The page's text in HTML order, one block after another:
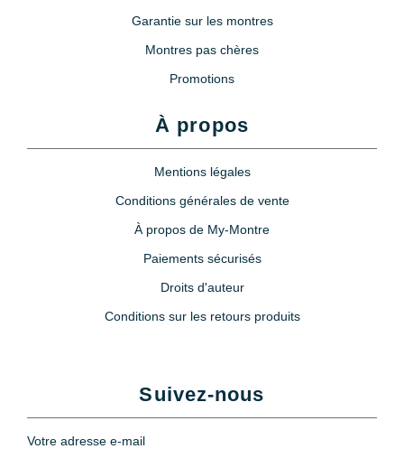
Garantie sur les montres
Montres pas chères
Promotions
À propos
Mentions légales
Conditions générales de vente
À propos de My-Montre
Paiements sécurisés
Droits d'auteur
Conditions sur les retours produits
Suivez-nous
Votre adresse e-mail